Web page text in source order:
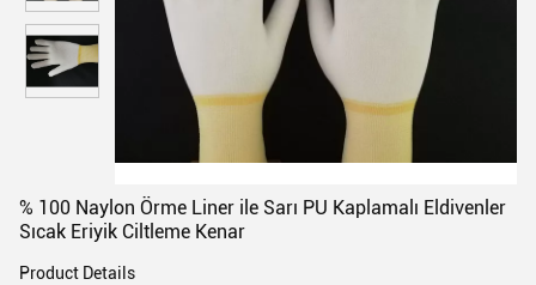
% 100 Naylon Örme Liner ile Sarı PU Kaplamalı Eldivenler
Sıcak Eriyik Ciltleme Kenar
Product Details